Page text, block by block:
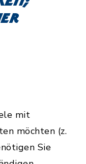
mit
möchten (z.
Sie